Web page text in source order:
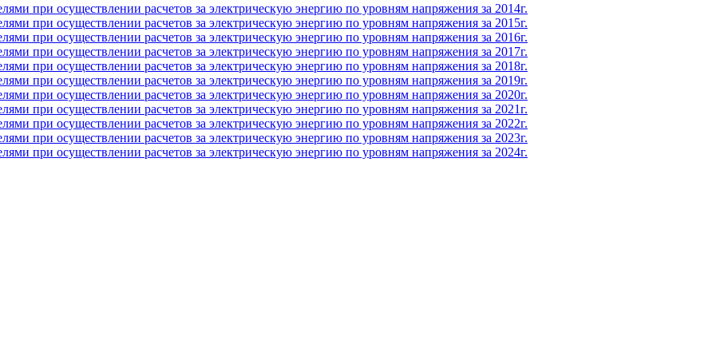
при осуществлении расчетов за электрическую энергию по уровням напряжения за 2014г.
при осуществлении расчетов за электрическую энергию по уровням напряжения за 2015г.
при осуществлении расчетов за электрическую энергию по уровням напряжения за 2016г.
при осуществлении расчетов за электрическую энергию по уровням напряжения за 2017г.
при осуществлении расчетов за электрическую энергию по уровням напряжения за 2018г.
при осуществлении расчетов за электрическую энергию по уровням напряжения за 2019г.
при осуществлении расчетов за электрическую энергию по уровням напряжения за 2020г.
при осуществлении расчетов за электрическую энергию по уровням напряжения за 2021г.
при осуществлении расчетов за электрическую энергию по уровням напряжения за 2022г.
при осуществлении расчетов за электрическую энергию по уровням напряжения за 2023г.
при осуществлении расчетов за электрическую энергию по уровням напряжения за 2024г.